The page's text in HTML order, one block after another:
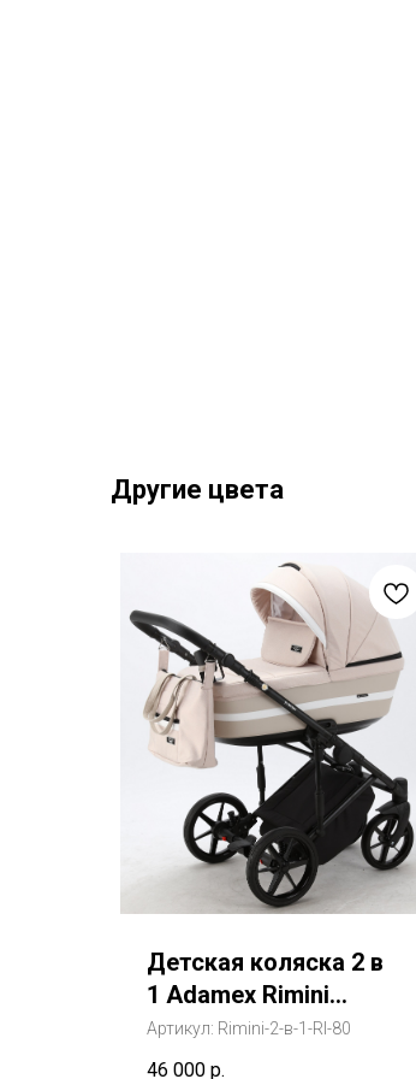
Другие цвета
Детская коляска 2 в
1 Adamex Rimini
(Адамекс Римини)
Артикул: Rimini-2-в-1-RI-80
46 000 р.